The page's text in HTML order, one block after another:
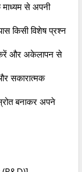
से अपनी
किसी विशेष प्रश्न
और अकेलापन से
सकारात्मक
बनाकर अपने